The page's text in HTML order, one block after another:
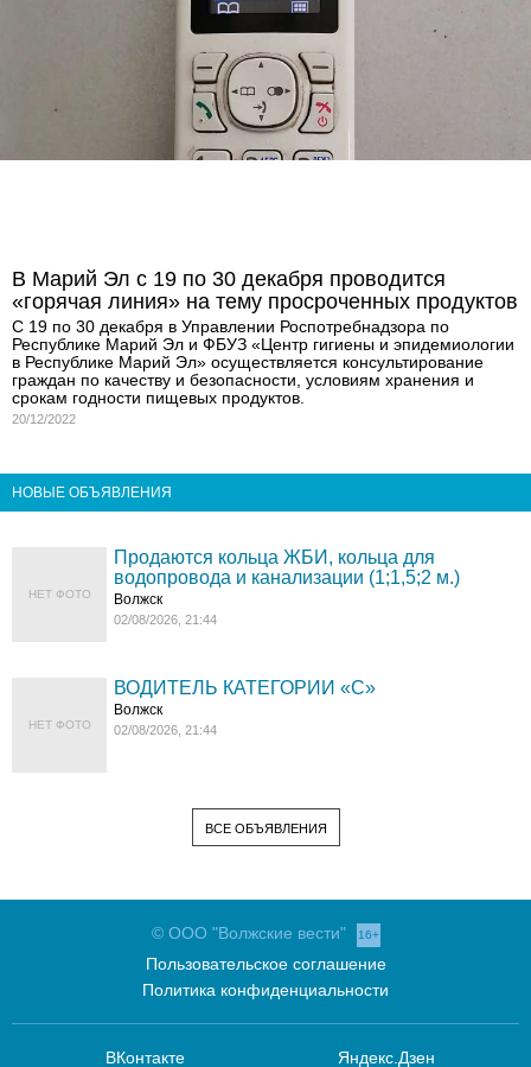
В Марий Эл с 19 по 30 декабря проводится
«горячая линия» на тему просроченных продуктов
С 19 по 30 декабря в Управлении Роспотребнадзора по
Республике Марий Эл и ФБУЗ «Центр гигиены и эпидемиологии
в Республике Марий Эл» осуществляется консультирование
граждан по качеству и безопасности, условиям хранения и
срокам годности пищевых продуктов.
20/12/2022
НОВЫЕ ОБЪЯВЛЕНИЯ
НЕТ ФОТО
Продаются кольца ЖБИ, кольца для
водопровода и канализации (1;1,5;2 м.)
Волжск
02/08/2026, 21:44
НЕТ ФОТО
ВОДИТЕЛЬ КАТЕГОРИИ «C»
Волжск
02/08/2026, 21:44
ВСЕ ОБЪЯВЛЕНИЯ
© ООО "Волжские вести" 16+
Пользовательское соглашение
Политика конфиденциальности
ВКонтакте Яндекс.Дзен